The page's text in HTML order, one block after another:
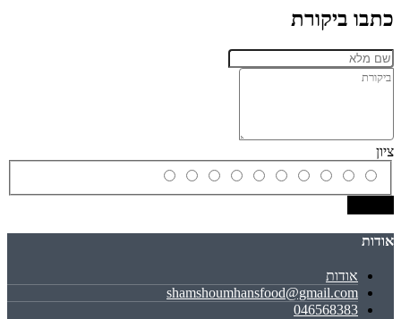
כתבו ביקורת
ציון
אודות
אודות
shamshoumhansfood@gmail.com
046568383